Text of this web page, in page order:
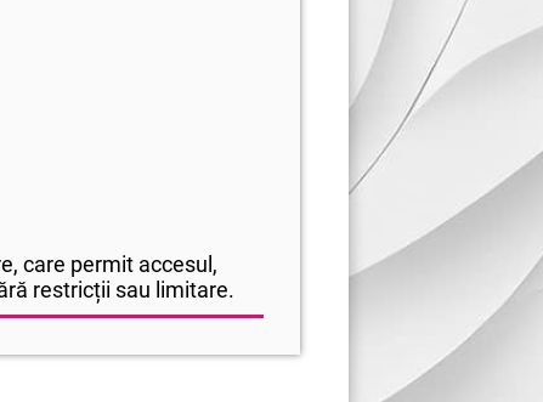
care permit accesul,
restricții sau limitare.